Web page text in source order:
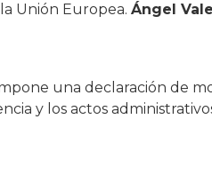
Unión Europea. Ángel
una declaración de
y los actos